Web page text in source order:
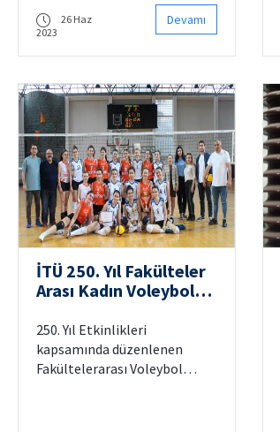
yapılan mezuniyet töreninin
coşkusunu yaşadı.
26 Haz
2023
Devamı
İTÜ 250. Yıl Fakülteler
Arası Kadın Voleybol
Şampiyon Tekstil
Fakültesi
250. Yıl Etkinlikleri
kapsamında düzenlenen
Fakültelerarası Voleybol